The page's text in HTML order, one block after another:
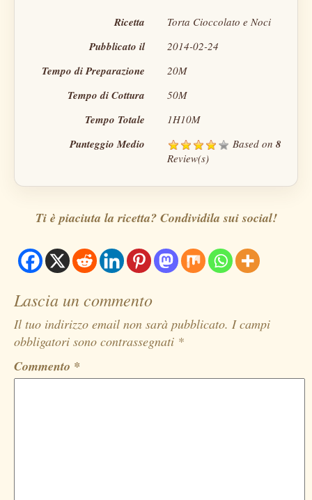
Ricetta Torta Cioccolato e Noci
Pubblicato il 2014-02-24
Tempo di Preparazione 20M
Tempo di Cottura 50M
Tempo Totale 1H10M
Punteggio Medio Based on 8
Review(s)
Ti è piaciuta la ricetta? Condividila sui social!
Lascia un commento
Il tuo indirizzo email non sarà pubblicato. I campi
obbligatori sono contrassegnati *
Commento *